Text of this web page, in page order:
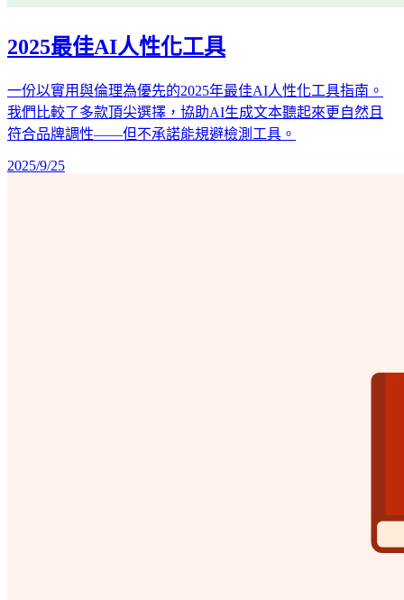
2025最佳AI人性化工具
一份以實用與倫理為優先的2025年最佳AI人性化工具指南。
我們比較了多款頂尖選擇，協助AI生成文本聽起來更自然且
符合品牌調性——但不承諾能規避檢測工具。
2025/9/25